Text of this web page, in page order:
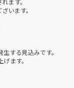
ます。
います。
する見込みです。
ます。